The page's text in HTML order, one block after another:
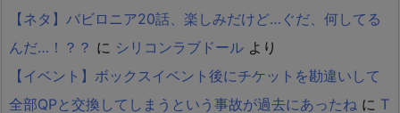
【ネタ】バビロニア20話、楽しみだけど…ぐだ、何してる
んだ…！？？ に シリコンラブドール より
【イベント】ボックスイベント後にチケットを勘違いして
全部QPと交換してしまうという事故が過去にあったね に T